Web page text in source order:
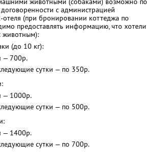
с администрацией
отеля (при бронировании коттеджа по
предоставлять информацию, что хотели
животным):
(до 10 кг):
— 700р.
сутки — по 350р.
— 1000р.
сутки — по 500р.
— 1400р.
сутки — по 700р.